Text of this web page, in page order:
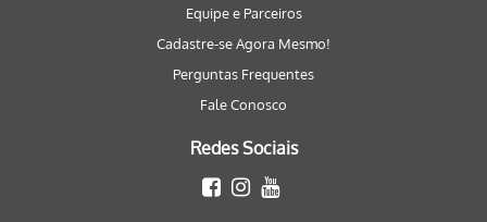
Equipe e Parceiros
Cadastre-se Agora Mesmo!
Perguntas Frequentes
Fale Conosco
Redes Sociais